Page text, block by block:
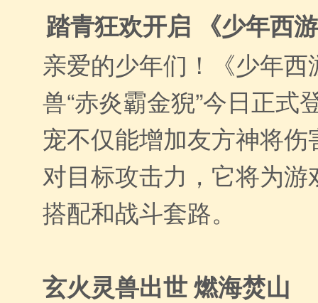
踏青狂欢开启 《少年西
亲爱的少年们！《少年
兽“赤炎霸金猊”今日正式
宠不仅能增加友方神将
对目标攻击力，它将为
搭配和战斗套路。
玄火灵兽出世 燃海焚山